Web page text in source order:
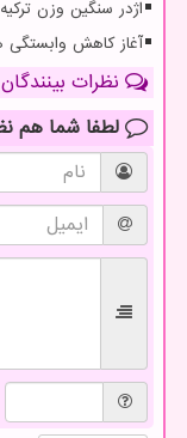
اژدر سنگین وزن
آغاز کاهش
نظرات
لطفا شما هم